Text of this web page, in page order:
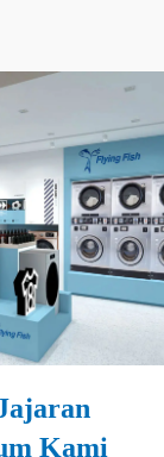
Kami